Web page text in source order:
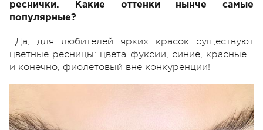
реснички. Какие оттенки нынче самые
популярные?
Да, для любителей ярких красок существуют
цветные ресницы: цвета фуксии, синие, красные...
и конечно, фиолетовый вне конкуренции!